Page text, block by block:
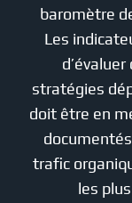
baromètre
Les
stratégies
doit être en
trafic
les